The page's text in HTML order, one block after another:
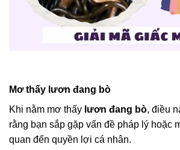
Mơ thấy lươn đang bò
Khi nằm mơ thấy lươn đang bò, điều
rằng bạn sắp gặp vấn đề pháp lý hoặc
quan đến quyền lợi cá nhân.